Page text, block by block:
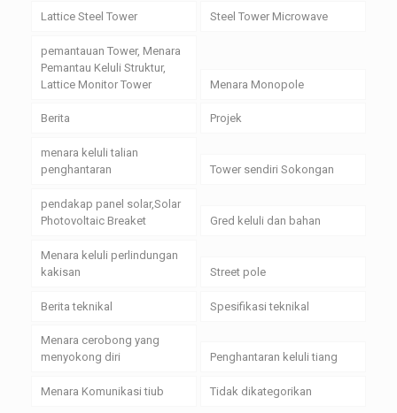
Lattice Steel Tower Steel Tower Microwave
pemantauan Tower, Menara
Pemantau Keluli Struktur,
Lattice Monitor Tower
Menara Monopole
Berita Projek
menara keluli talian
penghantaran
Tower sendiri Sokongan
pendakap panel solar,Solar
Photovoltaic Breaket
Gred keluli dan bahan
Menara keluli perlindungan
kakisan
Street pole
Berita teknikal Spesifikasi teknikal
Menara cerobong yang
menyokong diri
Penghantaran keluli tiang
Menara Komunikasi tiub Tidak dikategorikan